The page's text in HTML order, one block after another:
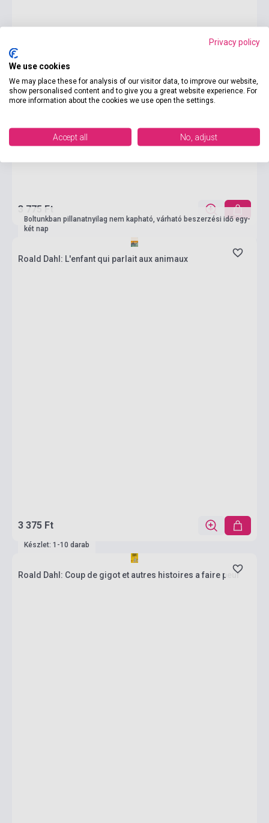
3 775 Ft
Boltunkban pillanatnyilag nem kapható, várható beszerzési idő egy-
két nap
Roald Dahl: L'enfant qui parlait aux animaux
3 375 Ft
Készlet: 1-10 darab
Roald Dahl: Coup de gigot et autres histoires a faire peur
Privacy policy
We use cookies
We may place these for analysis of our visitor data, to improve our website,
show personalised content and to give you a great website experience. For
more information about the cookies we use open the settings.
Accept all No, adjust